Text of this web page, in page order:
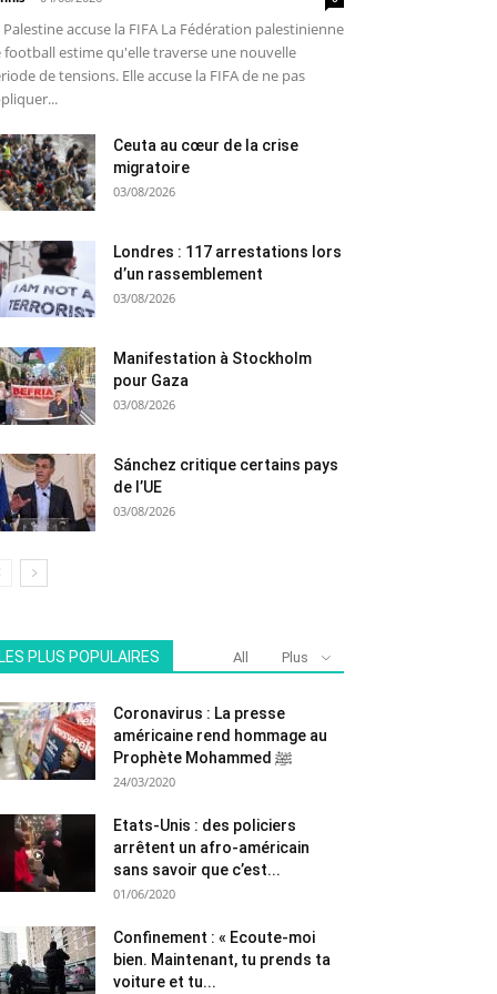
Palestine accuse la FIFA La Fédération palestinienne
football estime qu'elle traverse une nouvelle
de tensions. Elle accuse la FIFA de ne pas
Ceuta au cœur de la crise
migratoire
03/08/2026
Londres : 117 arrestations lors
d’un rassemblement
03/08/2026
Manifestation à Stockholm
pour Gaza
03/08/2026
Sánchez critique certains pays
de l’UE
03/08/2026
LES PLUS POPULAIRES All Plus
Coronavirus : La presse
américaine rend hommage au
Prophète Mohammed ﷺ
24/03/2020
Etats-Unis : des policiers
arrêtent un afro-américain
sans savoir que c’est...
01/06/2020
Confinement : « Ecoute-moi
bien. Maintenant, tu prends ta
voiture et tu...